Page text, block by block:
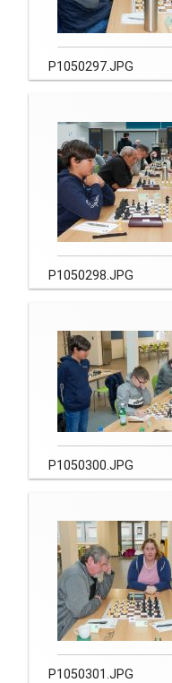
P1050297.JPG
P1050298.JPG
P1050300.JPG
P1050301.JPG